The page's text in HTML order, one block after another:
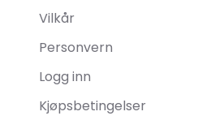
Vilkår
Personvern
Logg inn
Kjøpsbetingelser